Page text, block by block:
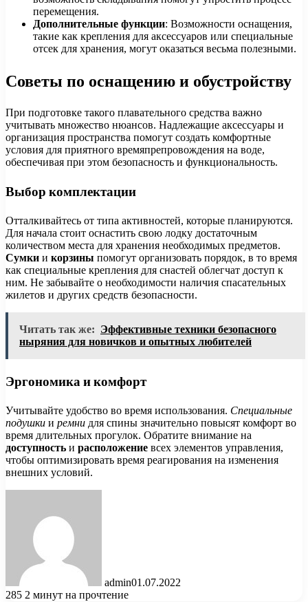
перемещения.
Дополнительные функции: Возможности оснащения,
такие как крепления для аксессуаров или специальные
отсек для хранения, могут оказаться весьма полезными.
Советы по оснащению и обустройству
При подготовке такого плавательного средства важно
учитывать множество нюансов. Надлежащие аксессуары и
организация пространства помогут создать комфортные
условия для приятного времяпрепровождения на воде,
обеспечивая при этом безопасность и функциональность.
Выбор комплектации
Отталкивайтесь от типа активностей, которые планируются.
Для начала стоит оснастить свою лодку достаточным
количеством места для хранения необходимых предметов.
Сумки и корзины помогут организовать порядок, в то время
как специальные крепления для снастей облегчат доступ к
ним. Не забывайте о необходимости наличия спасательных
жилетов и других средств безопасности.
Читать так же: Эффективные техники безопасного
ныряния для новичков и опытных любителей
Эргономика и комфорт
Учитывайте удобство во время использования. Специальные
подушки и ремни для спины значительно повысят комфорт во
время длительных прогулок. Обратите внимание на
доступность и расположение всех элементов управления,
чтобы оптимизировать время реагирования на изменения
внешних условий.
admin01.07.2022
285 2 минут на прочтение